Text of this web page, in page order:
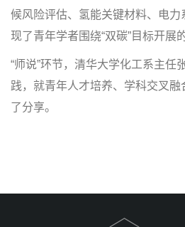
候风险评估、氢能关键材料、电
现了青年学者围绕“双碳”目标开展
“师说”环节，清华大学化工系主任
践，就青年人才培养、学科交叉
了分享。